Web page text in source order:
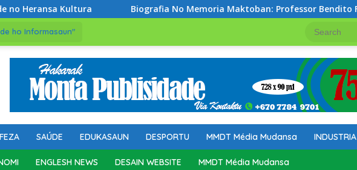
Biografia No Memoria Maktoban: Professor Bendito Freitas Ribeiro, M.Eng.
ho Informasaun"
SAÚDE EDUKASAUN DESPORTU MMDT Média Mudansa INDUSTRIA
ENGLESH NEWS DESAIN WEBSITE MMDT Média Mudansa